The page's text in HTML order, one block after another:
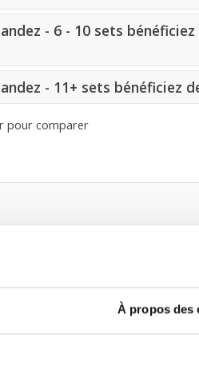
À propos des
- 6 - 10 sets
- 11+ sets bénéficiez
pour comparer